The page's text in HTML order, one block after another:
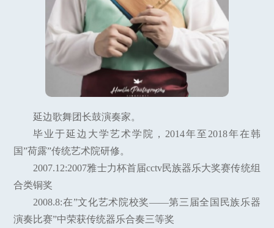
延边歌舞团长鼓演奏家。
毕业于延边大学艺术学院，2014年至2018年在韩
国”荷露”传统艺术院研修。
2007.12:2007雅士力杯首届cctv民族器乐大奖赛传统组
合类铜奖
2008.8:在”文化艺术院校奖——第三届全国民族乐器
演奏比赛”中荣获传统器乐合奏三等奖